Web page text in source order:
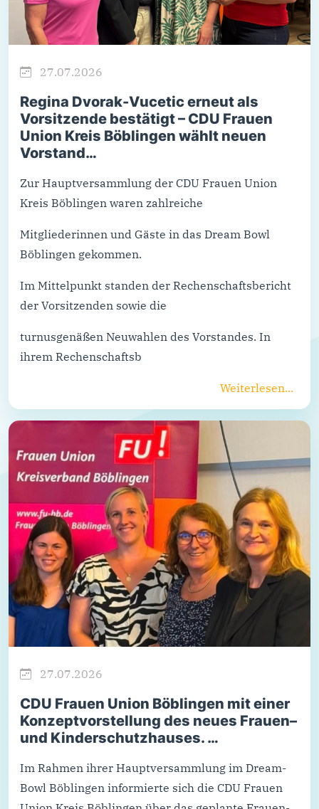
27.07.2026
Regina Dvorak-Vucetic erneut als
Vorsitzende bestätigt – CDU Frauen
Union Kreis Böblingen wählt neuen
Vorstand…
Zur Hauptversammlung der CDU Frauen Union
Kreis Böblingen waren zahlreiche
Mitgliederinnen und Gäste in das Dream Bowl
Böblingen gekommen.
Im Mittelpunkt standen der Rechenschaftsbericht
der Vorsitzenden sowie die
turnusgenäßen Neuwahlen des Vorstandes. In
ihrem Rechenschaftsb
Weiterlesen...
27.07.2026
CDU Frauen Union Böblingen mit einer
Konzeptvorstellung des neues Frauen–
und Kinderschutzhauses. …
Im Rahmen ihrer Hauptversammlung im Dream-
Bowl Böblingen informierte sich die CDU Frauen